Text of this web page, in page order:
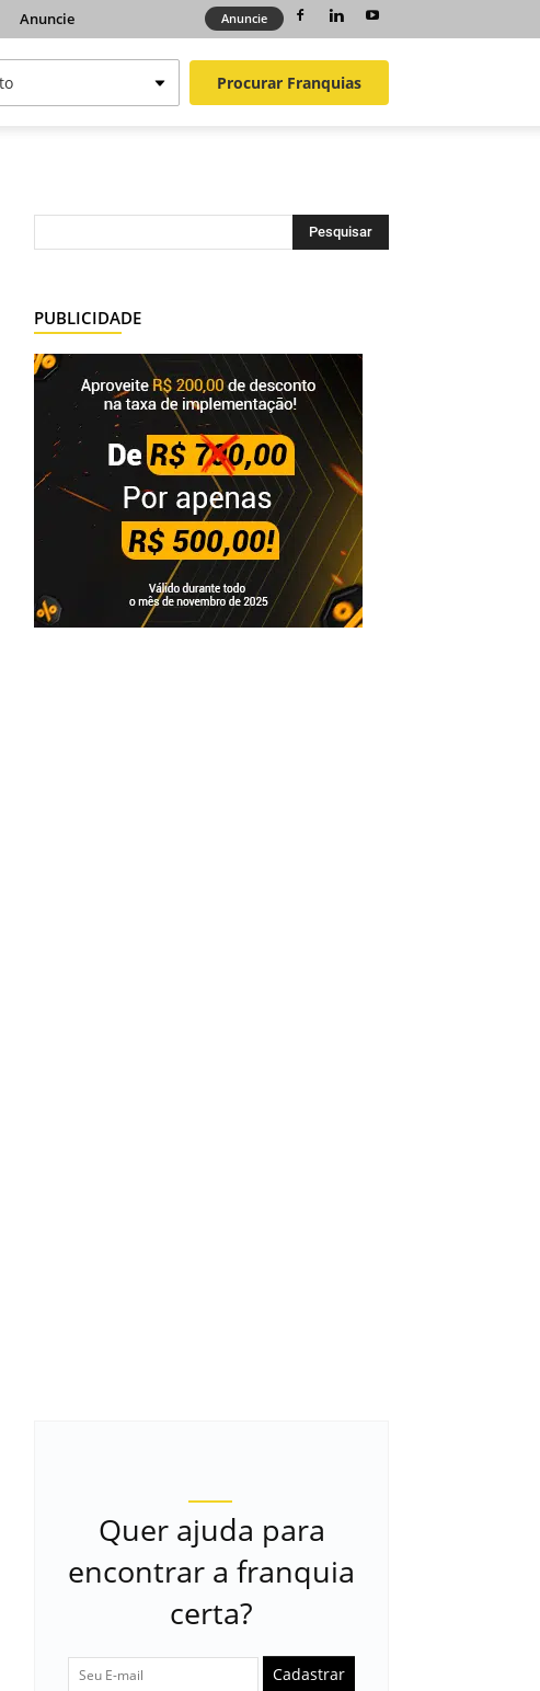
Anuncie Anuncie
Procurar Franquias
PUBLICIDADE
Quer ajuda para
encontrar a franquia
certa?
Cadastrar